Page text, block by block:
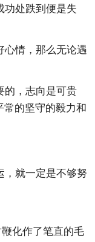
功处跌到便是失
心情，那么无论遇
的，志向是可贵
常的坚守的毅力和
，就一定是不够努
化作了笔直的毛